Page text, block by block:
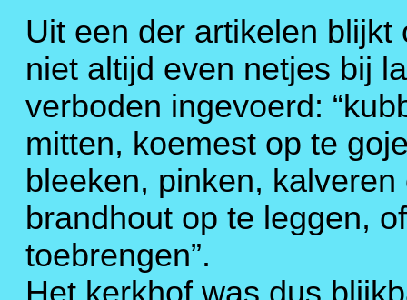
Uit een der artikelen
niet altijd even netjes bij
verboden ingevoerd:
mitten, koemest op te
bleeken, pinken,
brandhout op te leggen,
toebrengen”.
Het kerkhof was dus